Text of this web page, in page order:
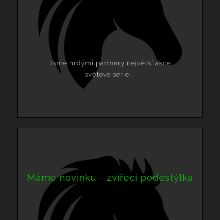
Jsme hrdými partnery největší akce
světové série...
Máme novinku - zvířecí podestýlka